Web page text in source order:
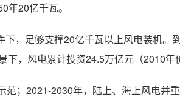
20亿千瓦。
，足够支撑20亿千瓦以上风电装机。到
，风电累计投资24.5万亿元（2010年
；2021-2030年，陆上、海上风电并